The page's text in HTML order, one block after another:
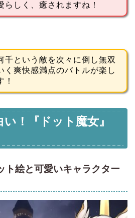
らしく、癒されますね！
千という敵を次々に倒し無双
く爽快感満点のバトルが楽し
！
！『ドット魔女』
絵と可愛いキャラクター